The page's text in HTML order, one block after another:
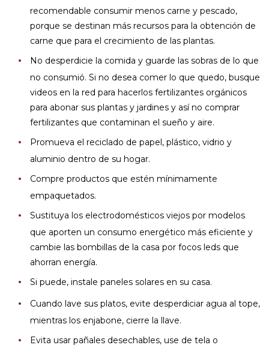
recomendable consumir menos carne y pescado,
porque se destinan más recursos para la obtención de
carne que para el crecimiento de las plantas.
No desperdicie la comida y guarde las sobras de lo que
no consumió. Si no desea comer lo que quedo, busque
videos en la red para hacerlos fertilizantes orgánicos
para abonar sus plantas y jardines y así no comprar
fertilizantes que contaminan el sueño y aire.
Promueva el reciclado de papel, plástico, vidrio y
aluminio dentro de su hogar.
Compre productos que estén mínimamente
empaquetados.
Sustituya los electrodomésticos viejos por modelos
que aporten un consumo energético más eficiente y
cambie las bombillas de la casa por focos leds que
ahorran energía.
Si puede, instale paneles solares en su casa.
Cuando lave sus platos, evite desperdiciar agua al tope,
mientras los enjabone, cierre la llave.
Evita usar pañales desechables, use de tela o